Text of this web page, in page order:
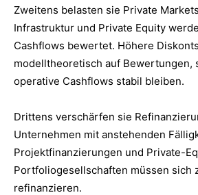
Zweitens belasten sie Private
Infrastruktur und Private Equity
Cashflows bewertet. Höhere
modelltheoretisch auf Bewertungen,
operative Cashflows stabil bleiben.
Drittens verschärfen sie
Unternehmen mit anstehenden
Projektfinanzierungen und Private-
Portfoliogesellschaften müssen sich
refinanzieren.